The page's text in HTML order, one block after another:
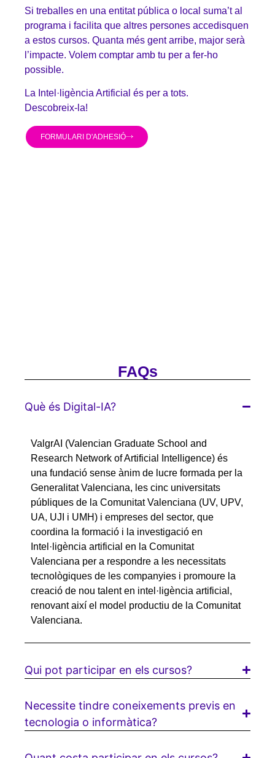
Si treballes en una entitat pública o local suma’t al
programa i facilita que altres persones accedisquen
a estos cursos. Quanta més gent arribe, major serà
l’impacte. Volem comptar amb tu per a fer-ho
possible.
La Intel·ligència Artificial és per a tots.
Descobreix-la!
FORMULARI D'ADHESIÓ
FAQs
Què és Digital-IA?
ValgrAI (Valencian Graduate School and
Research Network of Artificial Intelligence) és
una fundació sense ànim de lucre formada per la
Generalitat Valenciana, les cinc universitats
públiques de la Comunitat Valenciana (UV, UPV,
UA, UJI i UMH) i empreses del sector, que
coordina la formació i la investigació en
Intel·ligència artificial en la Comunitat
Valenciana per a respondre a les necessitats
tecnològiques de les companyies i promoure la
creació de nou talent en intel·ligència artificial,
renovant així el model productiu de la Comunitat
Valenciana.
Qui pot participar en els cursos?
Necessite tindre coneixements previs en
tecnologia o informàtica?